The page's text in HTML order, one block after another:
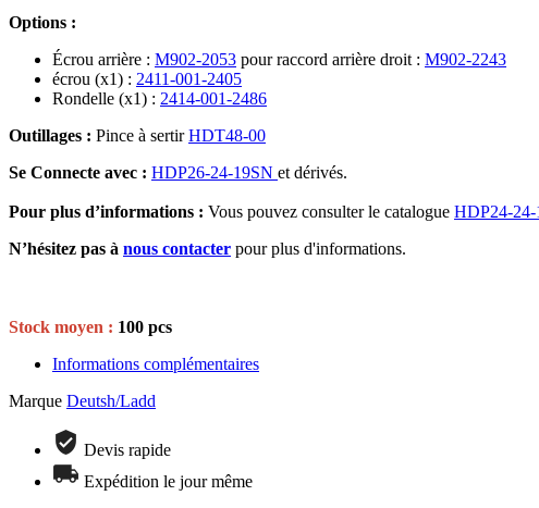
Options :
Écrou arrière : M902-2053 pour raccord arrière droit : M902-2243
écrou (x1) : 2411-001-2405
Rondelle (x1) : 2414-001-2486
Outillages : Pince à sertirHDT48-00
Se Connecte avec : HDP26-24-19SN et dérivés.
Pour plus d’informations : Vous pouvez consulter le catalogue HDP24-
N’hésitez pas à nous contacter pour plus d'informations.
Stock moyen : 100 pcs
Informations complémentaires
Marque Deutsh/Ladd
Devis rapide
Expédition le jour même